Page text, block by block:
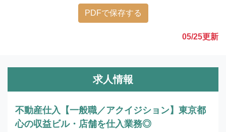
PDFで保存する
05/25更新
求人情報
不動産仕入【一般職／アクイジション】東京都
心の収益ビル・店舗を仕入業務◎